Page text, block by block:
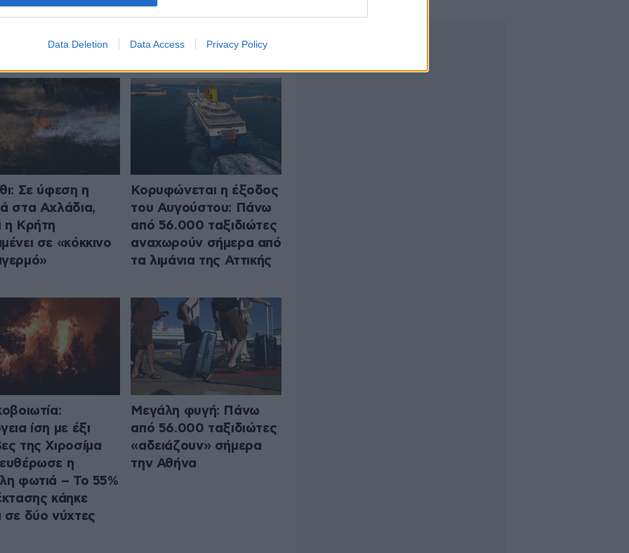
Data Deletion Data Access Privacy Policy
ΕΛΛΑΔΑ
Σε ύφεση η
στα Αχλάδια,
η Κρήτη
σε «κόκκινο
Κορυφώνεται η έξοδος
του Αυγούστου: Πάνω
από 56.000 ταξιδιώτες
αναχωρούν σήμερα από
τα λιμάνια της Αττικής
ίση με έξι
της Χιροσίμα
η
φωτιά – Το 55%
κάηκε
σε δύο νύχτες
Μεγάλη φυγή: Πάνω
από 56.000 ταξιδιώτες
«αδειάζουν» σήμερα
την Αθήνα